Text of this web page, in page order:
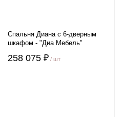
Спальня Диана с 6-дверным
шкафом - "Диа Мебель"
258 075 ₽ / шт